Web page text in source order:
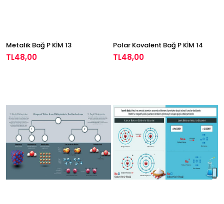
Metalik Bağ P KİM 13
TL48,00
Polar Kovalent Bağ P KİM 14
TL48,00